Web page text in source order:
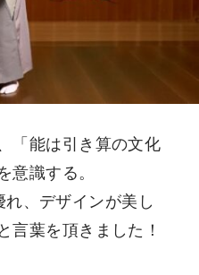
「能は引き算の文化
意識する。
れ、デザインが美し
言葉を頂きました！